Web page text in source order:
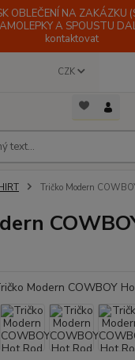
OBLEČENÍ NA ZAKÁZKU
A SPOUSTU
kontaktovat
CZK
Tričko Modern